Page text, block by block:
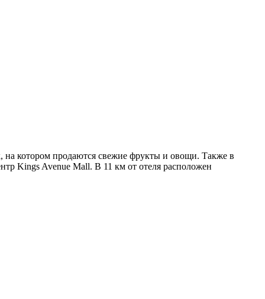
на котором продаются свежие фрукты и овощи. Также в
Kings Avenue Mall. В 11 км от отеля расположен